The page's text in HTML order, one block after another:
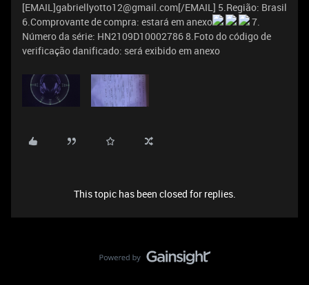
[EMAIL]gabriellyotto12@gmail.com[/EMAIL] 5.Região: Brasil
6.Comprovante de compra: estará em anexo
7.
Número da série: HN2109D10002786 8.Foto do código de
verificação danificado: será exibido em anexo
This topic has been closed for replies.